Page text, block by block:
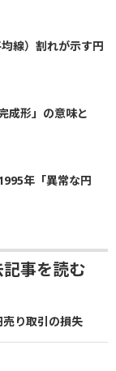
線）割れが示す円
成形」の意味と
年「異常な円
記事を読む
売り取引の損失